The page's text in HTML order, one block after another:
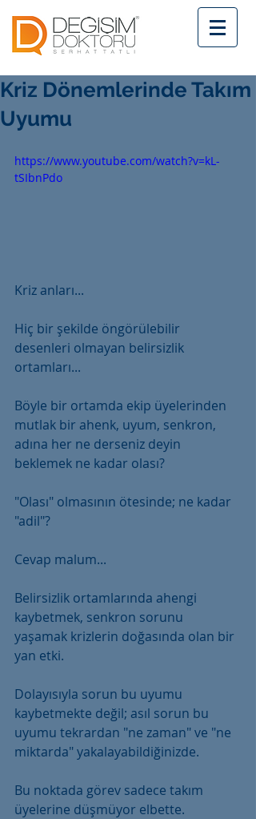
Kriz Dönemlerinde Takım
Uyumu
https://www.youtube.com/watch?v=kL-
tSIbnPdo
Kriz anları...
Hiç bir şekilde öngörülebilir
desenleri olmayan belirsizlik
ortamları...
Böyle bir ortamda ekip üyelerinden
mutlak bir ahenk, uyum, senkron,
adına her ne derseniz deyin
beklemek ne kadar olası?
"Olası" olmasının ötesinde; ne kadar
"adil"?
Cevap malum...
Belirsizlik ortamlarında ahengi
kaybetmek, senkron sorunu
yaşamak krizlerin doğasında olan bir
yan etki.
Dolayısıyla sorun bu uyumu
kaybetmekte değil; asıl sorun bu
uyumu tekrardan "ne zaman" ve "ne
miktarda" yakalayabildiğinizde.
Bu noktada görev sadece takım
üyelerine düşmüyor elbette.